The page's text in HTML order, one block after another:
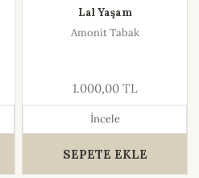
Lal Yaşam
Amonit Tabak
1.000,00 TL
İncele
SEPETE EKLE